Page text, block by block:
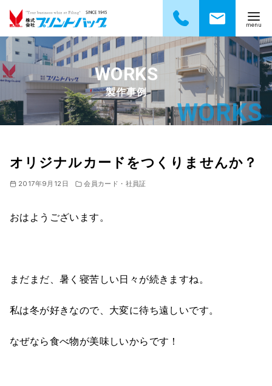
ン
テ
ツ
へ
製作事例
オリジナルカードをつくりませんか？
2017年9月12日 会員カード・社員証
おはようございます。
まだまだ、暑く寝苦しい日々が続きますね。
私は冬が好きなので、大変に待ち遠しいです。
なぜなら食べ物が美味しいからです！